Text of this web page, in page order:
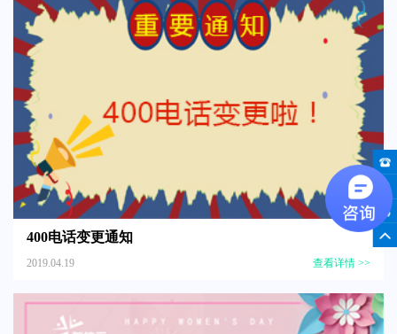
400电话变更通知
2019.04.19 查看详情 >>